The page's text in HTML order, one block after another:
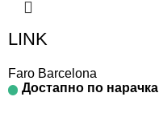
LINK
Faro Barcelona
Достапно по нарачка